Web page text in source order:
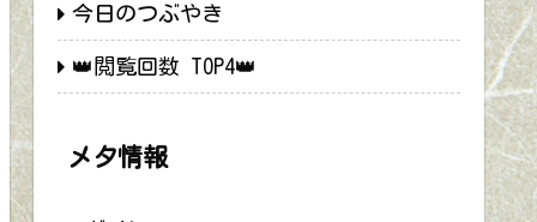
今日のつぶやき
👑閲覧回数 TOP4👑
メタ情報